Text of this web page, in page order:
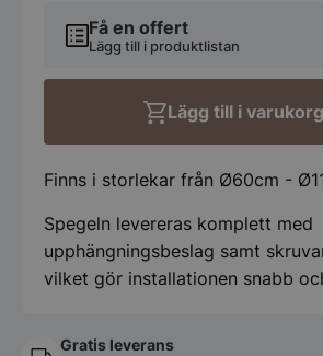
olika
mängd
Få en offert
Lägg till i produktlistan
Lägg till i varukorg
Finns i storlekar från Ø60cm -
Spegeln levereras komplett med
upphängningsbeslag samt
vilket gör installationen snabb
Gratis leverans